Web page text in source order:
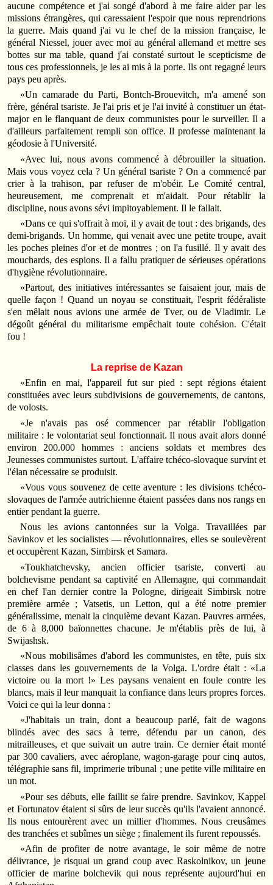
aucune compétence et j'ai songé d'abord à me faire aider par les
missions étrangères, qui caressaient l'espoir que nous reprendrions
la guerre. Mais quand j'ai vu le chef de la mission française, le
général Niessel, jouer avec moi au général allemand et mettre ses
bottes sur ma table, quand j'ai constaté surtout le scepticisme de
tous ces professionnels, je les ai mis à la porte. Ils ont regagné leurs
pays peu après.
«Un camarade du Parti, Bontch-Brouevitch, m'a amené son
frère, général tsariste. Je l'ai pris et je l'ai invité à constituer un état-
major en le flanquant de deux communistes pour le surveiller. Il a
d'ailleurs parfaitement rempli son office. Il professe maintenant la
géodosie à l'Université.
«Avec lui, nous avons commencé à débrouiller la situation.
Mais vous voyez cela ? Un général tsariste ? On a commencé par
crier à la trahison, par refuser de m'obéir. Le Comité central,
heureusement, me comprenait et m'aidait. Pour rétablir la
discipline, nous avons sévi impitoyablement. Il le fallait.
«Dans ce qui s'offrait à moi, il y avait de tout : des brigands, des
demi-brigands. Un homme, qui venait avec une petite troupe, avait
les poches pleines d'or et de montres ; on l'a fusillé. Il y avait des
mouchards, des espions. Il a fallu pratiquer de sérieuses opérations
d'hygiène révolutionnaire.
«Partout, des initiatives intéressantes se faisaient jour, mais de
quelle façon ! Quand un noyau se constituait, l'esprit fédéraliste
s'en mêlait nous avions une armée de Tver, ou de Vladimir. Le
dégoût général du militarisme empêchait toute cohésion. C'était
fou !
La reprise de Kazan
«Enfin en mai, l'appareil fut sur pied : sept régions étaient
constituées avec leurs subdivisions de gouvernements, de cantons,
de volosts.
«Je n'avais pas osé commencer par rétablir l'obligation
militaire : le volontariat seul fonctionnait. Il nous avait alors donné
environ 200.000 hommes : anciens soldats et membres des
Jeunesses communistes surtout. L'affaire tchéco-slovaque survint et
l'élan nécessaire se produisit.
«Vous vous souvenez de cette aventure : les divisions tchéco-
slovaques de l'armée autrichienne étaient passées dans nos rangs en
entier pendant la guerre.
Nous les avions cantonnées sur la Volga. Travaillées par
Savinkov et les socialistes — révolutionnaires, elles se soulevèrent
et occupèrent Kazan, Simbirsk et Samara.
«Toukhatchevsky, ancien officier tsariste, converti au
bolchevisme pendant sa captivité en Allemagne, qui commandait
en chef l'an dernier contre la Pologne, dirigeait Simbirsk notre
première armée ; Vatsetis, un Letton, qui a été notre premier
généralissime, menait la cinquième devant Kazan. Pauvres armées,
de 6 à 8,000 baïonnettes chacune. Je m'établis près de lui, à
Swijashsk.
«Nous mobilisâmes d'abord les communistes, en tête, puis six
classes dans les gouvernements de la Volga. L'ordre était : «La
victoire ou la mort !» Les paysans venaient en foule contre les
blancs, mais il leur manquait la confiance dans leurs propres forces.
Voici ce qui la leur donna :
«J'habitais un train, dont a beaucoup parlé, fait de wagons
blindés avec des sacs à terre, défendu par un canon, des
mitrailleuses, et que suivait un autre train. Ce dernier était monté
par 300 cavaliers, avec aéroplane, wagon-garage pour cinq autos,
télégraphie sans fil, imprimerie tribunal ; une petite ville militaire en
un mot.
«Pour ses débuts, elle faillit se faire prendre. Savinkov, Kappel
et Fortunatov étaient si sûrs de leur succès qu'ils l'avaient annoncé.
Ils nous entourèrent avec un millier d'hommes. Nous creusâmes
des tranchées et subîmes un siège ; finalement ils furent repoussés.
«Afin de profiter de notre avantage, le soir même de notre
délivrance, je risquai un grand coup avec Raskolnikov, un jeune
officier de marine bolchevik qui nous représente aujourd'hui en